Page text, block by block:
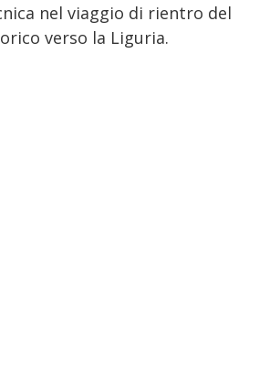
nel viaggio di rientro del
verso la Liguria.